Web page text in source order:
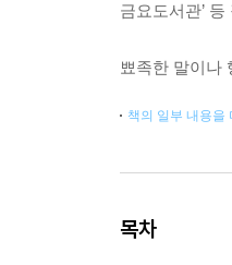
금요도서관’
뾰족한 말이나
책의 일부 내용을
목차